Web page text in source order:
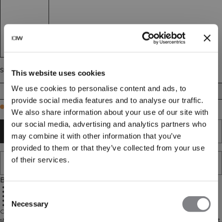
This website uses cookies
We use cookies to personalise content and ads, to
provide social media features and to analyse our traffic.
We also share information about your use of our site with
our social media, advertising and analytics partners who
may combine it with other information that you’ve
provided to them or that they’ve collected from your use
of their services.
Consent
Selection
Necessary
Størrelse
XS S M L XL
TILFØJ TIL KURV
TILFØJ TIL ØNSKESKYEN
Beskrivelse
Elastisk linning med ICIW-logo
Krydsende detalje foran
Cropped t-shirt med krydsende detalje foran. Ultimate Training Cropped T-
shirt er en kortærmet t-shirt med en cropped stil perfekt til træning i centeret.